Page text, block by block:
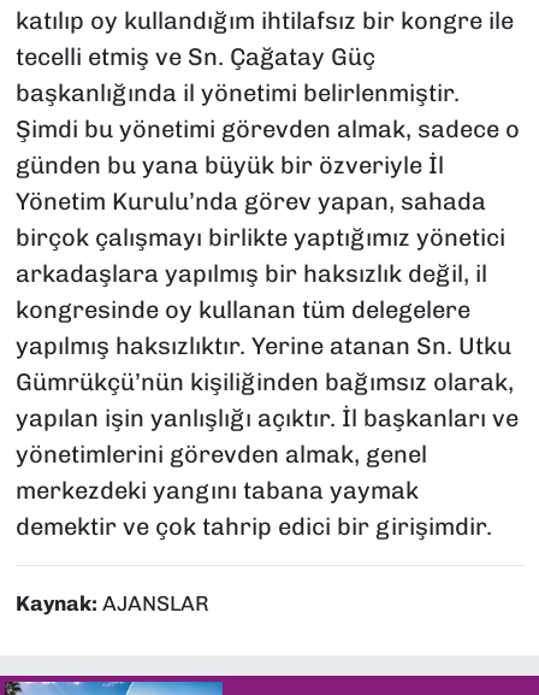
katılıp oy kullandığım ihtilafsız bir kongre ile
tecelli etmiş ve Sn. Çağatay Güç
başkanlığında il yönetimi belirlenmiştir.
Şimdi bu yönetimi görevden almak, sadece o
günden bu yana büyük bir özveriyle İl
Yönetim Kurulu’nda görev yapan, sahada
birçok çalışmayı birlikte yaptığımız yönetici
arkadaşlara yapılmış bir haksızlık değil, il
kongresinde oy kullanan tüm delegelere
yapılmış haksızlıktır. Yerine atanan Sn. Utku
Gümrükçü’nün kişiliğinden bağımsız olarak,
yapılan işin yanlışlığı açıktır. İl başkanları ve
yönetimlerini görevden almak, genel
merkezdeki yangını tabana yaymak
demektir ve çok tahrip edici bir girişimdir.
Kaynak: AJANSLAR